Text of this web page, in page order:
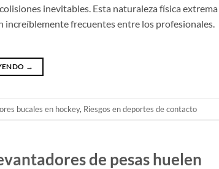
inevitables. Esta naturaleza física extrema
increíblemente frecuentes entre los profesionales.
→
bucales en hockey, Riesgos en deportes de contacto
de pesas huelen